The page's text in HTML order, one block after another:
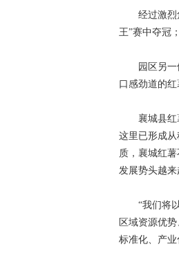
经过激烈角
王”赛中夺冠
园区另一侧
口感劲道的
襄城县红薯
这里已形成
质，襄城红
发展势头越来
“我们将以
区域资源优
标准化、产